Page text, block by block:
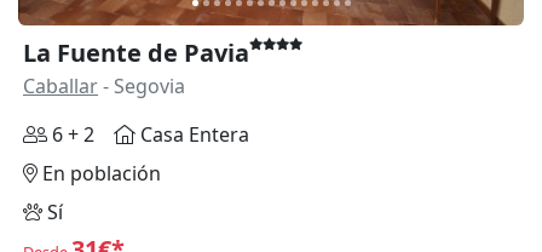
La Fuente de Pavia
Caballar- Segovia
6 + 2
Casa Entera
En población
Sí